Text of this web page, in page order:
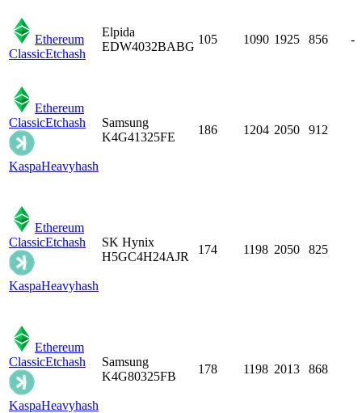
Ethereum
ClassicEtchash
Elpida
EDW4032BABG
105 1090 1925 856 -
Ethereum
ClassicEtchash
KaspaHeavyhash
Samsung
K4G41325FE
186 1204 2050 912
Ethereum
ClassicEtchash
KaspaHeavyhash
SK Hynix
H5GC4H24AJR
174 1198 2050 825
Ethereum
ClassicEtchash
KaspaHeavyhash
Samsung
K4G80325FB
178 1198 2013 868